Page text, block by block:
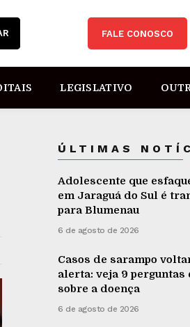
FALE CONOSCO
LEGISLATIVO
ÚLTIMAS
Adolescente que
em Jaraguá do Sul é
para Blumenau
6 de agosto de 2026
Casos de sarampo
alerta: veja 9 perguntas
sobre a doença
6 de agosto de 2026